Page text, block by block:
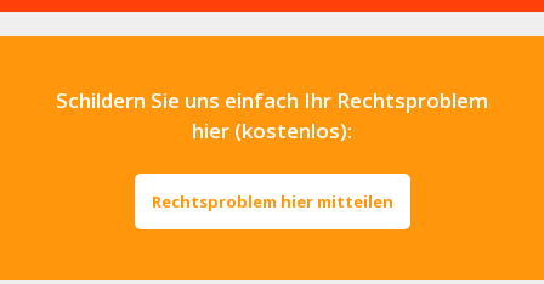
Schildern Sie uns einfach Ihr Rechtsproblem
hier (kostenlos):
Rechtsproblem hier mitteilen